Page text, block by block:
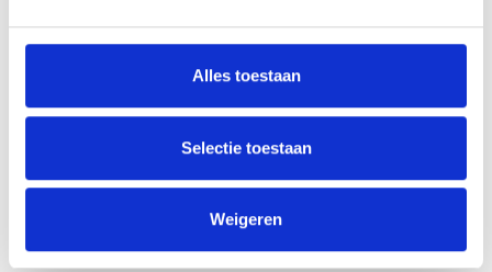
personaliseren, om functies voor social media te bieden
en om ons websiteverkeer te analyseren. Ook delen we
partners voor social media, adverteren en analyse. Deze
partners kunnen deze gegevens combineren met andere
Alles toestaan
Selectie toestaan
Weigeren
spraaktranscriptie en Cortana bieden meer mogelijkheden
voor de toekomst van intelligente Microsoft Teams Rooms.
De MCore mini-PC kan aan de muur of op een vergadertafel
worden geplaatst, afhankelijk van de kamerindeling. In alle
MCore kabelbeheeroplossing data- en stroomvoorziening in
worden vereenvoudigd en de implementatietijd van het
videoconferentiesysteem wordt verkort.